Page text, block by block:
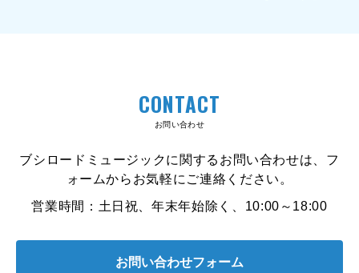
CONTACT
お問い合わせ
ブシロードミュージックに関するお問い合わせは、フ
ォームからお気軽にご連絡ください。
営業時間：土日祝、年末年始除く、10:00～18:00
お問い合わせフォーム